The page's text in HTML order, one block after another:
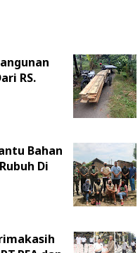
RS.
Bahan
Di